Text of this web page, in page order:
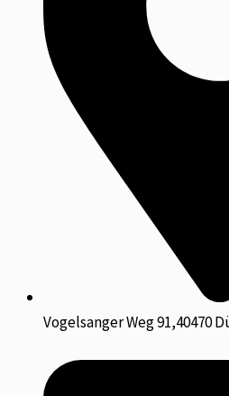
Vogelsanger Weg 91,40470